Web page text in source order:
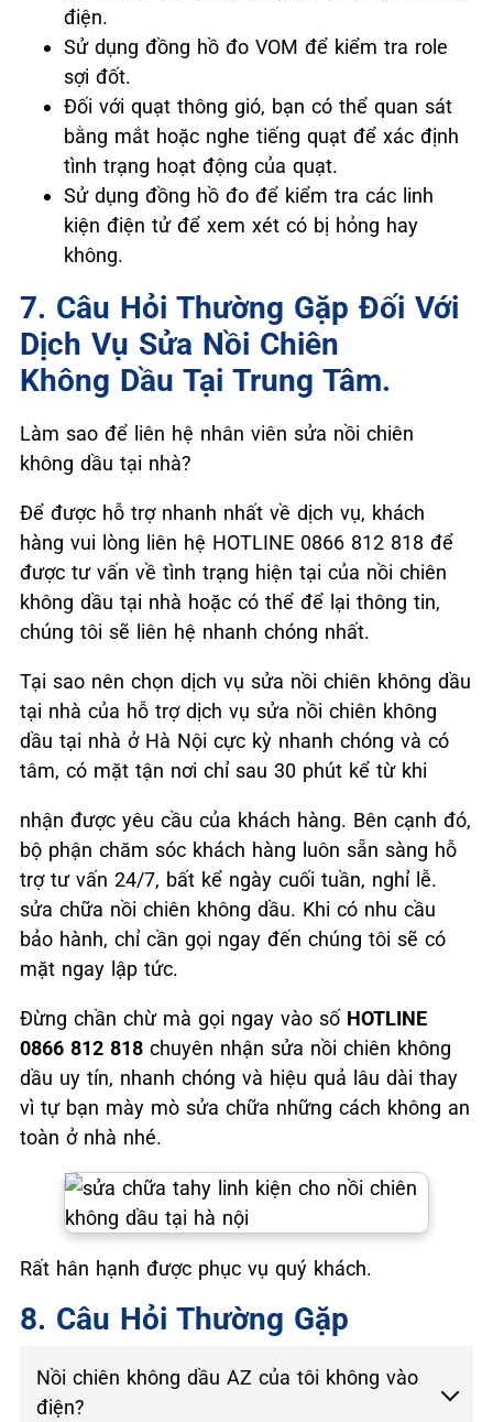
điện.
Sử dụng đồng hồ đo VOM để kiểm tra role
sợi đốt.
Đối với quạt thông gió, bạn có thể quan sát
bằng mắt hoặc nghe tiếng quạt để xác định
tình trạng hoạt động của quạt.
Sử dụng đồng hồ đo để kiểm tra các linh
kiện điện tử để xem xét có bị hỏng hay
không.
7. Câu Hỏi Thường Gặp Đối Với
Dịch Vụ Sửa Nồi Chiên
Không Dầu Tại Trung Tâm.
Làm sao để liên hệ nhân viên sửa nồi chiên
không dầu tại nhà?
Để được hỗ trợ nhanh nhất về dịch vụ, khách
hàng vui lòng liên hệ HOTLINE 0866 812 818 để
được tư vấn về tình trạng hiện tại của nồi chiên
không dầu tại nhà hoặc có thể để lại thông tin,
chúng tôi sẽ liên hệ nhanh chóng nhất.
Tại sao nên chọn dịch vụ sửa nồi chiên không dầu
tại nhà của hỗ trợ dịch vụ sửa nồi chiên không
dầu tại nhà ở Hà Nội cực kỳ nhanh chóng và có
tâm, có mặt tận nơi chỉ sau 30 phút kể từ khi
nhận được yêu cầu của khách hàng. Bên cạnh đó,
bộ phận chăm sóc khách hàng luôn sẵn sàng hỗ
trợ tư vấn 24/7, bất kể ngày cuối tuần, nghỉ lễ.
sửa chữa nồi chiên không dầu. Khi có nhu cầu
bảo hành, chỉ cần gọi ngay đến chúng tôi sẽ có
mặt ngay lập tức.
Đừng chần chừ mà gọi ngay vào số HOTLINE
0866 812 818 chuyên nhận sửa nồi chiên không
dầu uy tín, nhanh chóng và hiệu quả lâu dài thay
vì tự bạn mày mò sửa chữa những cách không an
toàn ở nhà nhé.
Rất hân hạnh được phục vụ quý khách.
8. Câu Hỏi Thường Gặp
Nồi chiên không dầu AZ của tôi không vào
điện?